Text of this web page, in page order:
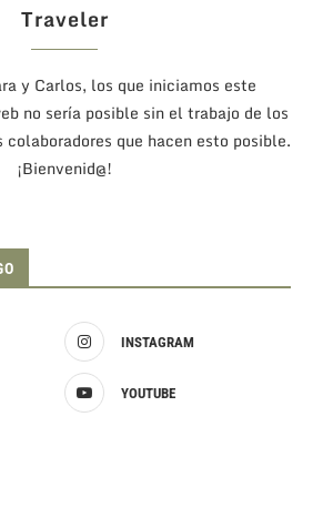
Traveler
y Carlos, los que iniciamos este
no sería posible sin el trabajo de los
que hacen esto posible.
¡Bienvenid@!
INSTAGRAM
YOUTUBE